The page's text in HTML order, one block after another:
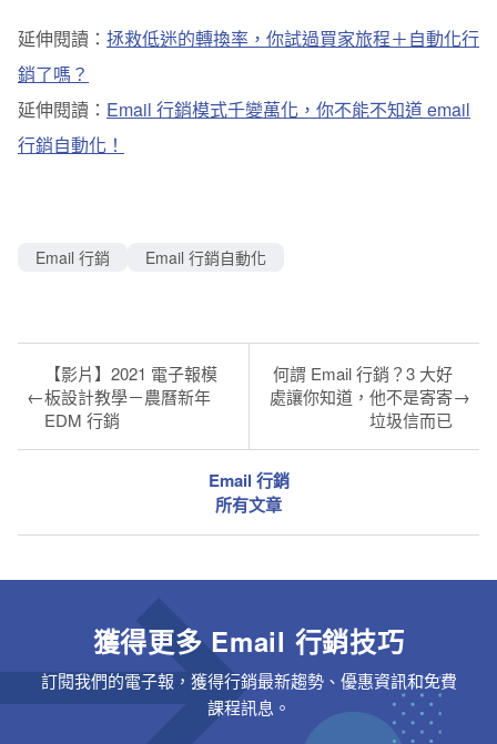
延伸閱讀： 拯救低迷的轉換率，你試過買家旅程＋自動化行
銷了嗎？
延伸閱讀： Email 行銷模式千變萬化，你不能不知道email
行銷自動化！
Email 行銷 Email 行銷自動化
←
【影片】2021 電子報模
板設計教學－農曆新年
EDM 行銷
Email 行銷
所有文章
何謂 Email 行銷？3 大好
處讓你知道，他不是寄寄
垃圾信而已
→
獲得更多 Email 行銷技巧
訂閱我們的電子報，獲得行銷最新趨勢、優惠資訊和免費
課程訊息。